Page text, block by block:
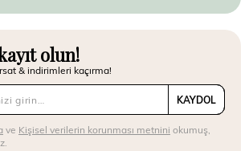
olun!
& indirimleri kaçırma!
KAYDOL
ve Kişisel verilerin korunması metnini okumuş,